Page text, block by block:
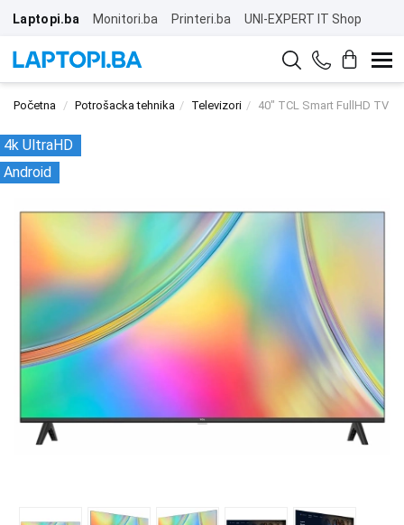
Laptopi.ba Monitori.ba Printeri.ba UNI-EXPERT IT Shop
Početna Potrošacka tehnika Televizori 40" TCL Smart FullHD TV
4k UltraHD
Android